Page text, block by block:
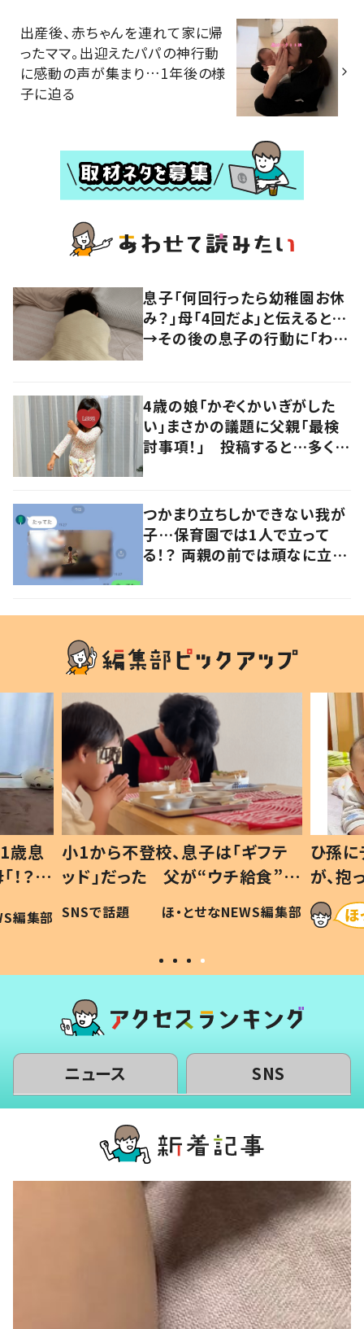
出産後、赤ちゃんを連れて家に帰
ったママ。出迎えたパパの神行動
に感動の声が集まり…1年後の様
子に迫る
息子「何回行ったら幼稚園お休
み？」母「4回だよ」と伝えると…
→その後の息子の行動に「わか
4歳の娘「かぞくかいぎがした
い」まさかの議題に父親「最検
討事項！」 投稿すると…多くの
つかまり立ちしかできない我が
子…保育園では1人で立って
る！？ 両親の前では頑なに立た
歳息
？」
編集部
小1から不登校、息子は「ギフテ
ッド」だった 父が“ウチ給食”を
作り続ける理由とは #令和の親
#令和の子
SNSで話題 ほ・とせなNEWS編集部
ひ孫
が、
「涙が
い」
ニュース SNS